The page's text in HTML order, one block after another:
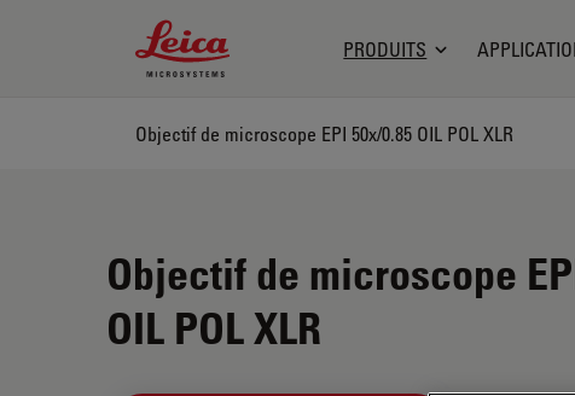
Leica Microsystems Logo
PRODUITS
Objectif de microscope EPI 50x/0.85 OIL POL XLR
Objectif de microscope
OIL POL XLR